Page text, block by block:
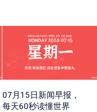
07月15日新闻早报，
每天60秒读懂世界